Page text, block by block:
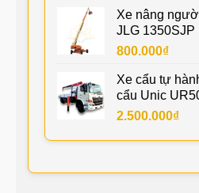
Xe nâng
JLG 1350SJP
800.000₫
Xe cẩu tự
cẩu Unic
2.500.000₫